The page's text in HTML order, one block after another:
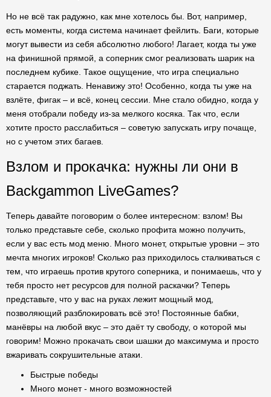
Но не всё так радужно, как мне хотелось бы. Вот, например,
есть моменты, когда система начинает фейлить. Баги, которые
могут вывести из себя абсолютно любого! Лагает, когда ты уже
на финишной прямой, а соперник смог реализовать шарик на
последнем кубике. Такое ощущение, что игра специально
старается поджать. Ненавижу это! Особенно, когда ты уже на
взлёте, фигак – и всё, конец сессии. Мне стало обидно, когда у
меня отобрали победу из-за мелкого косяка. Так что, если
хотите просто расслабиться – советую запускать игру почаще,
но с учетом этих багаев.
Взлом и прокачка: нужны ли они в
Backgammon LiveGames?
Теперь давайте поговорим о более интересном: взлом! Вы
только представьте себе, сколько профита можно получить,
если у вас есть мод меню. Много монет, открытые уровни – это
мечта многих игроков! Сколько раз приходилось сталкиваться с
тем, что играешь против крутого соперника, и понимаешь, что у
тебя просто нет ресурсов для полной раскачки? Теперь
представьте, что у вас на руках лежит мощный мод,
позволяющий разблокировать всё это! Постоянные бабки,
манёвры на любой вкус – это даёт ту свободу, о которой мы
говорим! Можно прокачать свои шашки до максимума и просто
вжаривать сокрушительные атаки.
Быстрые победы
Много монет - много возможностей